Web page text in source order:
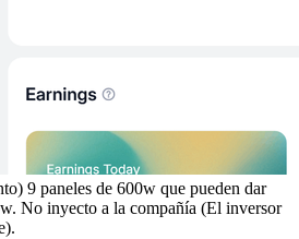
9 paneles de 600w que pueden dar
No inyecto a la compañía (El inversor